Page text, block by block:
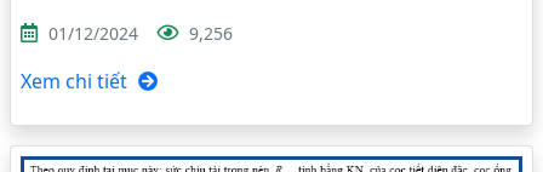
01/12/2024 9,256
Xem chi tiết